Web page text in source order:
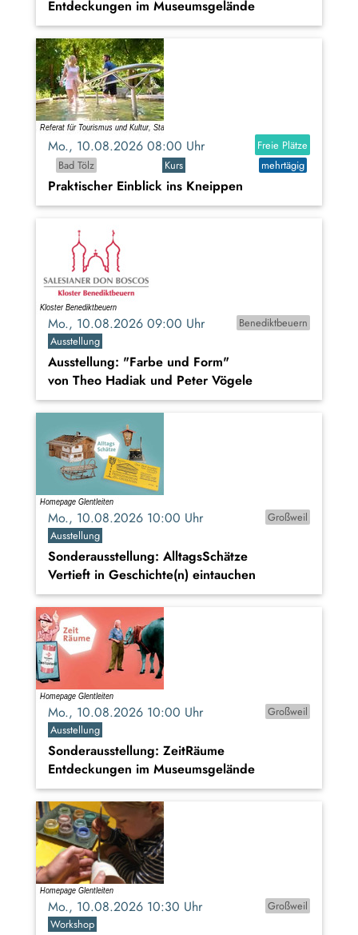
Entdeckungen im Museumsgelände
Mo., 10.08.2026 08:00 Uhr
Freie Plätze
Bad Tölz
Kurs mehrtägig
Praktischer Einblick ins Kneippen
Mo., 10.08.2026 09:00 Uhr
Benediktbeuern
Ausstellung
Ausstellung: "Farbe und Form"
von Theo Hadiak und Peter Vögele
Mo., 10.08.2026 10:00 Uhr
Großweil
Ausstellung
Sonderausstellung: AlltagsSchätze
Vertieft in Geschichte(n) eintauchen
Mo., 10.08.2026 10:00 Uhr
Großweil
Ausstellung
Sonderausstellung: ZeitRäume
Entdeckungen im Museumsgelände
Mo., 10.08.2026 10:30 Uhr
Großweil
Workshop